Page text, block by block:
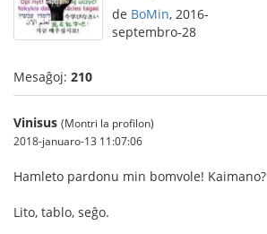
de BoMin, 2016-
septembro-28
Mesaĝoj: 210
Vinisus (Montri la profilon)
2018-januaro-13 11:07:06
Hamleto pardonu min bomvole! Kaimano?
Lito, tablo, seĝo.